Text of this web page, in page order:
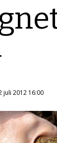
juli 2012 16:00